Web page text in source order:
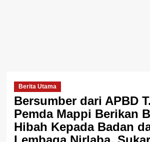
Berita Utama
Bersumber dari APBD
Pemda Mappi Berikan
Hibah Kepada Badan